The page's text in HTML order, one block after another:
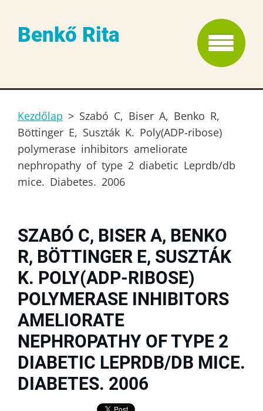
Benkő Rita
Kezdőlap > Szabó C, Biser A, Benko R,
Böttinger E, Suszták K. Poly(ADP-ribose)
polymerase inhibitors ameliorate
nephropathy of type 2 diabetic Leprdb/db
mice. Diabetes. 2006
SZABÓ C, BISER A, BENKO
R, BÖTTINGER E, SUSZTÁK
K. POLY(ADP-RIBOSE)
POLYMERASE INHIBITORS
AMELIORATE
NEPHROPATHY OF TYPE 2
DIABETIC LEPRDB/DB MICE.
DIABETES. 2006